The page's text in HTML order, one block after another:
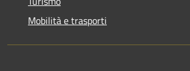
Mobilità e trasporti